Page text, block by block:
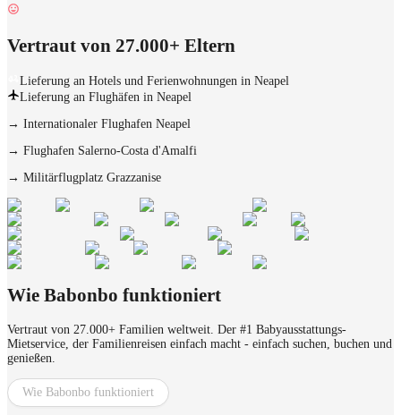
Vertraut von 27.000+ Eltern
Lieferung an Hotels und Ferienwohnungen in Neapel
Lieferung an Flughäfen in Neapel
→ Internationaler Flughafen Neapel
→ Flughafen Salerno-Costa d'Amalfi
→ Militärflugplatz Grazzanise
Wie Babonbo funktioniert
Vertraut von 27.000+ Familien weltweit. Der #1 Babyausstattungs-
Mietservice, der Familienreisen einfach macht - einfach suchen, buchen und
genießen.
Wie Babonbo funktioniert